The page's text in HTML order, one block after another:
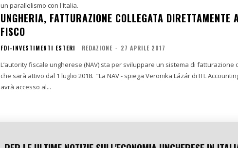
un parallelismo con l'Italia.
UNGHERIA, FATTURAZIONE COLLEGATA DIRETTAMENTE
FISCO
FDI-INVESTIMENTI ESTERI REDAZIONE - 27 APRILE 2017
L’autority fiscale ungherese (NAV) sta per sviluppare un sistema di fatturazione
che sarà attivo dal 1 luglio 2018. “La NAV - spiega Veronika Lázár di ITL
avrà accesso al...